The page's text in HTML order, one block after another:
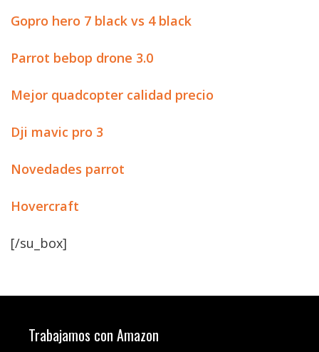
Gopro hero 7 black vs 4 black
Parrot bebop drone 3.0
Mejor quadcopter calidad precio
Dji mavic pro 3
Novedades parrot
Hovercraft
[/su_box]
Trabajamos con Amazon